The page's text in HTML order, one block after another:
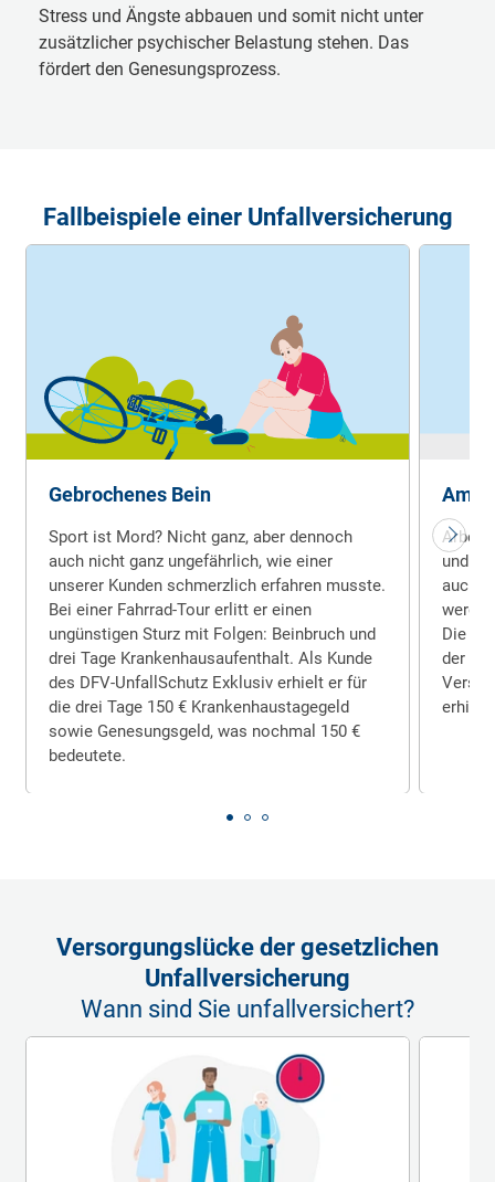
Stress und Ängste abbauen und somit nicht unter
zusätzlicher psychischer Belastung stehen. Das
fördert den Genesungs­prozess.
Fallbeispiele einer Unfallversicherung
Gebrochenes Bein
Sport ist Mord? Nicht ganz, aber dennoch
auch nicht ganz ungefährlich, wie einer
unserer Kunden schmerzlich erfahren musste.
Bei einer Fahrrad­-Tour erlitt er einen
ungünstigen Sturz mit Folgen: Beinbruch und
drei Tage Kranken­haus­aufenthalt. Als Kunde
des DFV-UnfallSchutz Exklusiv erhielt er für
die drei Tage 150 € Kranken­haustage­geld
sowie Genesungs­geld, was nochmal 150 €
bedeutete.
und
auch
Die
der
erhielt
Versorgungslücke der gesetzlichen
Unfallversicherung
Wann sind Sie unfallversichert?